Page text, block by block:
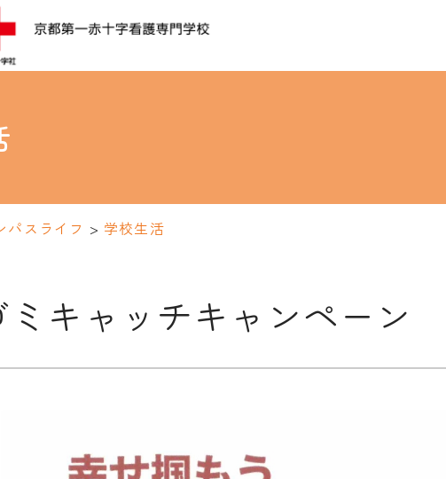
パスライフ > 学校生活
ミキャッチキャンペーン